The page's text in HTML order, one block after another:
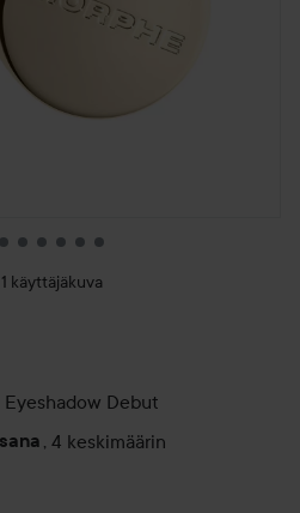
1 käyttäjäkuva
Debut
, 4 keskimäärin